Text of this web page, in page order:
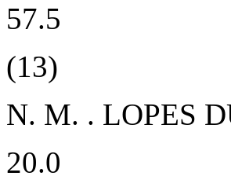
57.5
(13)
N. M. . LOPES
20.0